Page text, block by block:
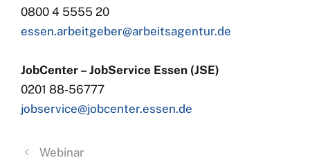
0800 4 5555 20
essen.arbeitgeber@arbeitsagentur.de
JobCenter – JobService Essen (JSE)
0201 88-56777
jobservice@jobcenter.essen.de
Webinar